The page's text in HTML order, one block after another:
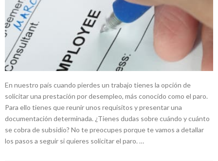
En nuestro país cuando pierdes un trabajo tienes la opción de
solicitar una prestación por desempleo, más conocido como el paro.
Para ello tienes que reunir unos requisitos y presentar una
documentación determinada. ¿Tienes dudas sobre cuándo y cuánto
se cobra de subsidio? No te preocupes porque te vamos a detallar
los pasos a seguir si quieres solicitar el paro. …